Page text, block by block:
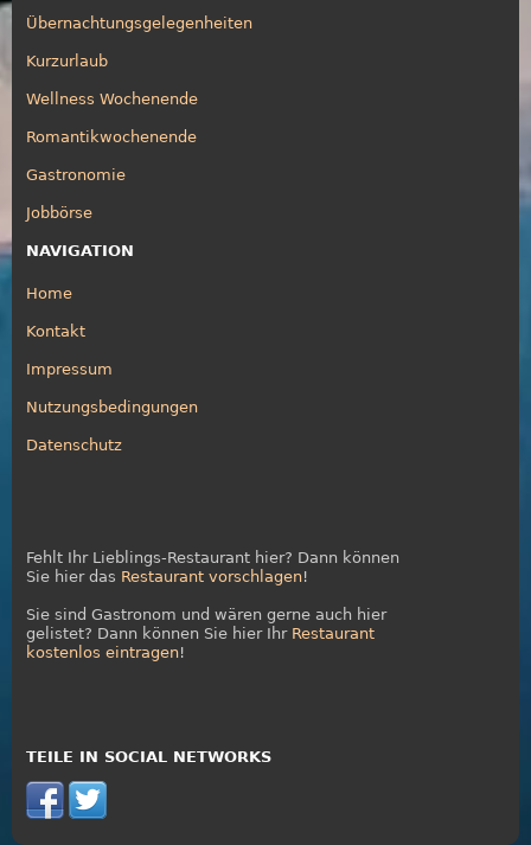
Übernachtungsgelegenheiten
Kurzurlaub
Wellness Wochenende
Romantikwochenende
Gastronomie
Jobbörse
NAVIGATION
Home
Kontakt
Impressum
Nutzungsbedingungen
Datenschutz
Fehlt Ihr Lieblings-Restaurant hier? Dann können
Sie hier das Restaurant vorschlagen!
Sie sind Gastronom und wären gerne auch hier
gelistet? Dann können Sie hier Ihr Restaurant
kostenlos eintragen!
TEILE IN SOCIAL NETWORKS